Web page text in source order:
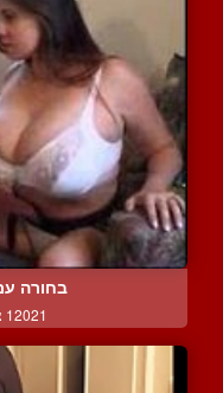
בחורה
12021 צפיות